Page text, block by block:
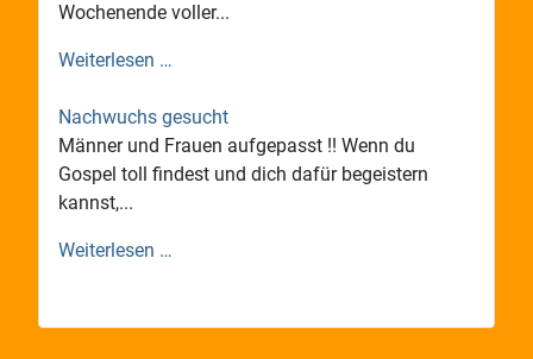
Wochenende voller...
Weiterlesen …
Nachwuchs gesucht
Männer und Frauen aufgepasst !! Wenn du
Gospel toll findest und dich dafür begeistern
kannst,...
Weiterlesen …